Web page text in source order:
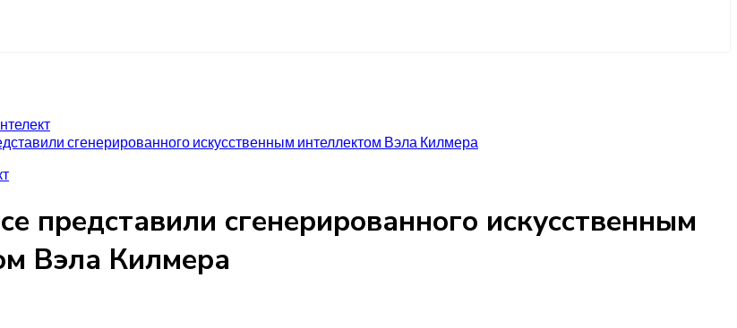
сгенерированного искусственным интеллектом Вэла Килмера
представили сгенерированного искусственным
Вэла Килмера